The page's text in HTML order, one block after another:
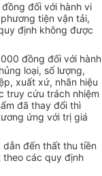
đối với hành vi
tiện vận tải,
định không được
đồng đối với hành
loại, số lượng,
xuất xứ, nhãn hiệu
truy cứu trách nhiệm
đã thay đổi thì
ứng với trị giá
đến thất thu tiền
theo các quy định